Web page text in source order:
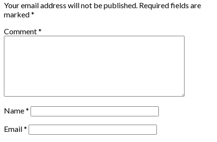
Your email address will not be published. Required fields are
marked*
Comment*
Name*
Email*